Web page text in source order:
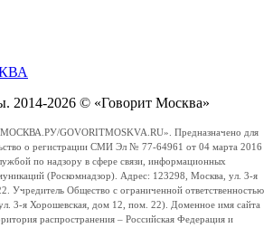
2014-2026 © «Говорит Москва»
GOVORITMOSKVA.RU». Предназначено для
о регистрации СМИ Эл № 77-64961 от 04 марта 2016
по надзору в сфере связи, информационных
(Роскомнадзор). Адрес: 123298, Москва, ул. 3-я
Учредитель Общество с ограниченной ответственностью
3-я Хорошевская, дом 12, пом. 22). Доменное имя сайта
распространения – Российская Федерация и